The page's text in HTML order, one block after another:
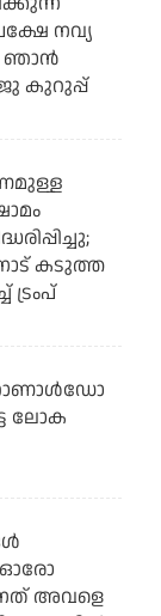
നവ്യ
ഞാന്‍
കുറുപ്പ്
കടുത്ത
ട്രംപ്
ലോക
ഓരോ
അവളെ